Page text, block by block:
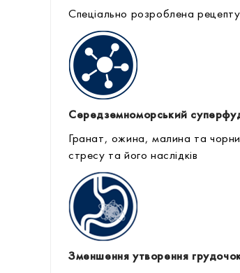
Спеціально розроблена
Середземноморський
Гранат, ожина, малина та
стресу та його наслідків
Зменшення утворення